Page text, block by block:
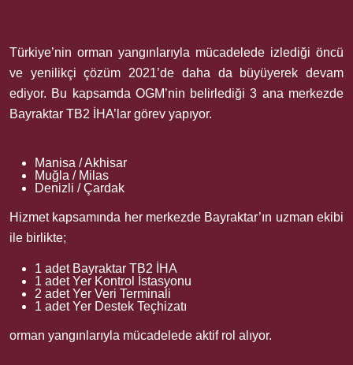
Türkiye’nin orman yangınlarıyla mücadelede izlediği öncü
ve yenilikçi çözüm 2021’de daha da büyüyerek devam
ediyor. Bu kapsamda OGM’nin belirlediği 3 ana merkezde
Bayraktar TB2 İHA’lar görev yapıyor.
Manisa / Akhisar
Muğla / Milas
Denizli / Çardak
Hizmet kapsamında her merkezde Bayraktar’ın uzman ekibi
ile birlikte;
1 adet Bayraktar TB2 İHA
1 adet Yer Kontrol İstasyonu
2 adet Yer Veri Terminali
1 adet Yer Destek Teçhizatı
orman yangınlarıyla mücadelede aktif rol alıyor.